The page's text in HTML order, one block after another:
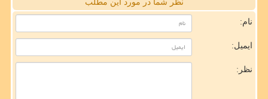
نظر شما در مورد این مطلب
نام:
ایمیل:
نظر: